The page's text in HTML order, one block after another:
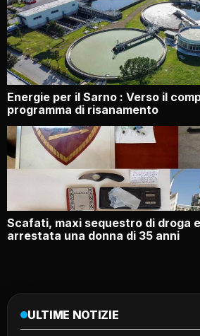
Energie per il Sarno : Verso il
programma di risanamento
Scafati, maxi sequestro di droga
arrestata una donna di 35 anni
ULTIME NOTIZIE